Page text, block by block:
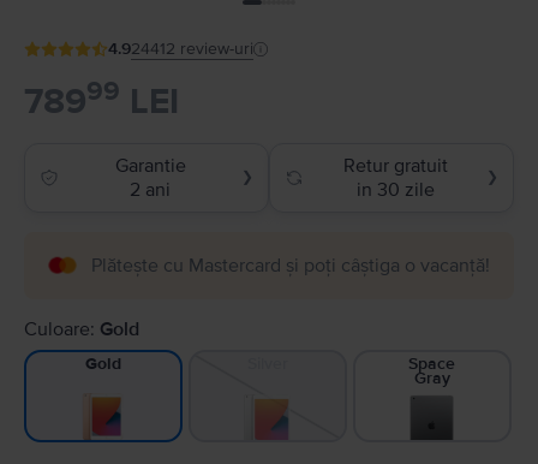
4.924412 review-uri
78999 LEI
Garantie
2 ani
❯
Retur gratuit
in 30 zile
❯
Plătește cu Mastercard și poți câștiga o vacanță!
Culoare: Gold
Gold Space
Gray